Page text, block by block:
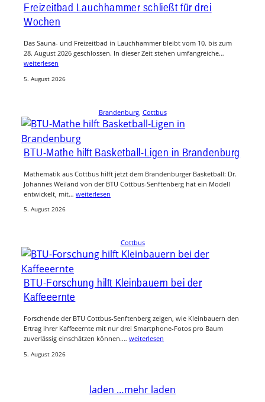
Freizeitbad Lauchhammer schließt für drei
Wochen
Das Sauna- und Freizeitbad in Lauchhammer bleibt vom 10. bis zum
28. August 2026 geschlossen. In dieser Zeit stehen umfangreiche…
weiterlesen
5. August 2026
Brandenburg, Cottbus
BTU-Mathe hilft Basketball-Ligen in Brandenburg
Mathematik aus Cottbus hilft jetzt dem Brandenburger Basketball: Dr.
Johannes Weiland von der BTU Cottbus-Senftenberg hat ein Modell
entwickelt, mit… weiterlesen
5. August 2026
Cottbus
BTU-Forschung hilft Kleinbauern bei der
Kaffeeernte
Forschende der BTU Cottbus-Senftenberg zeigen, wie Kleinbauern den
Ertrag ihrer Kaffeeernte mit nur drei Smartphone-Fotos pro Baum
zuverlässig einschätzen können.… weiterlesen
5. August 2026
laden …mehr laden